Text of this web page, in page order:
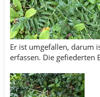
Er ist umgefallen, darum
erfassen. Die gefiederten